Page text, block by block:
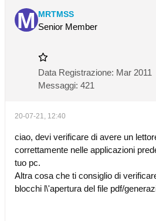
MRTMSS
Senior Member
Data Registrazione: Mar 2011
Messaggi: 421
20-07-21, 12:40
ciao, devi verificare di avere un
correttamente nelle applicazioni
tuo pc.
Altra cosa che ti consiglio di
blocchi l\'apertura del file pdf/